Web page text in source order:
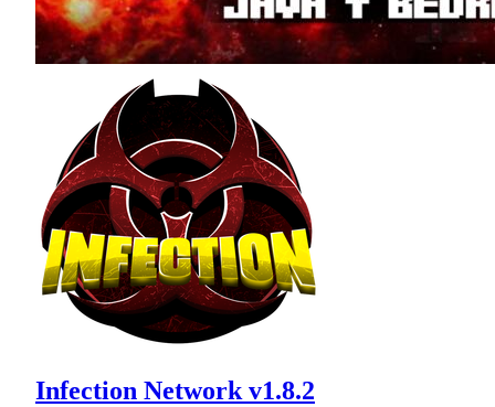
Infection Network v1.8.2